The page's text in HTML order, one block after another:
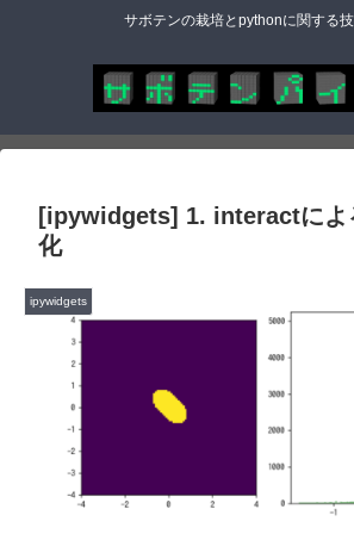
サボテンの栽培とpythonに関する
[ipywidgets] 1. interactによ
化
ipywidgets